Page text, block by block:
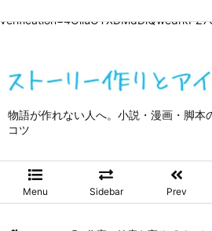
物語が作れない人へ。小説・漫画・脚本
コツ
Menu Sidebar Prev